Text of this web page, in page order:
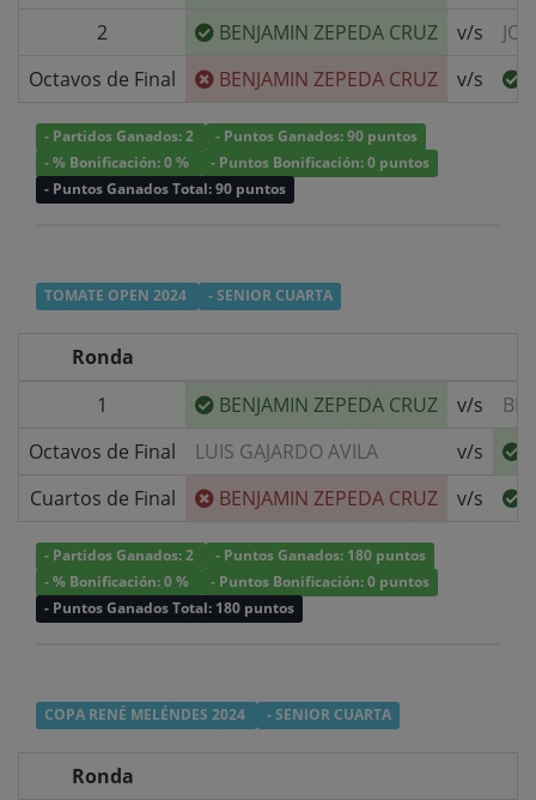
2
BENJAMIN ZEPEDA CRUZ v/s
Octavos de Final
BENJAMIN ZEPEDA CRUZ v/s
- Partidos Ganados: 2
- Puntos Ganados: 90 puntos
- % Bonificación: 0 %
- Puntos Bonificación: 0 puntos
- Puntos Ganados Total: 90 puntos
TOMATE OPEN 2024 - SENIOR CUARTA
Ronda
1
BENJAMIN ZEPEDA CRUZ v/s
Octavos de Final
LUIS GAJARDO AVILA v/s
Cuartos de Final
BENJAMIN ZEPEDA CRUZ v/s
- Partidos Ganados: 2
- Puntos Ganados: 180 puntos
- % Bonificación: 0 %
- Puntos Bonificación: 0 puntos
- Puntos Ganados Total: 180 puntos
COPA RENÉ MELÉNDES 2024 - SENIOR CUARTA
Ronda